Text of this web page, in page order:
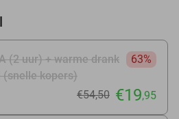
(2 uur) + warme drank
(snelle kopers)
63%
€54,50 €19,95